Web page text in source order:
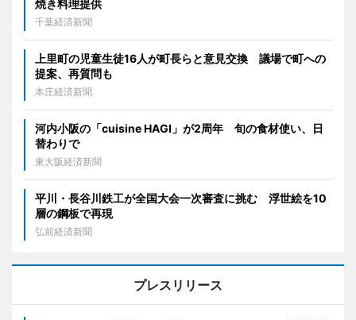
焼き料理提供
千葉経済新聞
上里町の児童生徒16人が町長らと意見交換 議場で町への
提案、再質問も
本庄経済新聞
河内小阪の「cuisine HAGI」が2周年 旬の食材使い、日
替わりで
東大阪経済新聞
平川・長谷川鉄工が全国大会一次審査に挑む 浮世絵を10
層の鋼板で再現
弘前経済新聞
プレスリリース